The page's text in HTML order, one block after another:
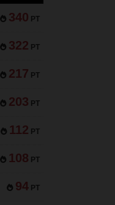
340 PT
322 PT
217 PT
203 PT
112 PT
108 PT
94 PT